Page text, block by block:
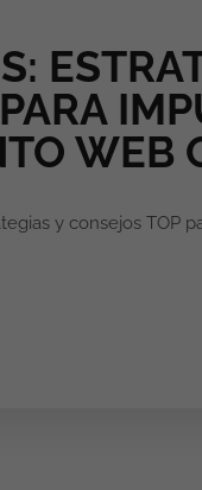
WEB
y consejos TOP